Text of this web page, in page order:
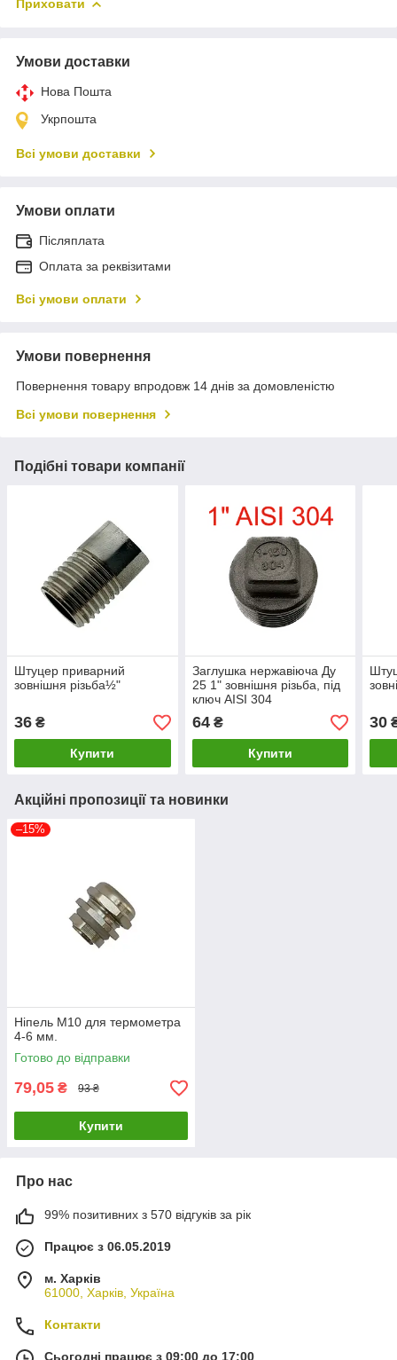
Приховати
Умови доставки
Нова Пошта
Укрпошта
Всі умови доставки
Умови оплати
Післяплата
Оплата за реквізитами
Всі умови оплати
Умови повернення
Повернення товару впродовж 14 днів за домовленістю
Всі умови повернення
Подібні товари компанії
Штуцер приварний
зовнішня різьба½"
36 ₴
Купити
Заглушка нержавіюча Ду
25 1" зовнішня різьба, під
ключ AISI 304
64₴
Купити
30
Акційні пропозиції та новинки
–15%
Ніпель М10 для термометра
4-6 мм.
Готово до відправки
79,05 ₴ 93 ₴
Купити
Про нас
99% позитивних з 570 відгуків за рік
Працює з 06.05.2019
м. Харків
61000, Харків, Україна
Контакти
Сьогодні працює з 09:00 до 17:00